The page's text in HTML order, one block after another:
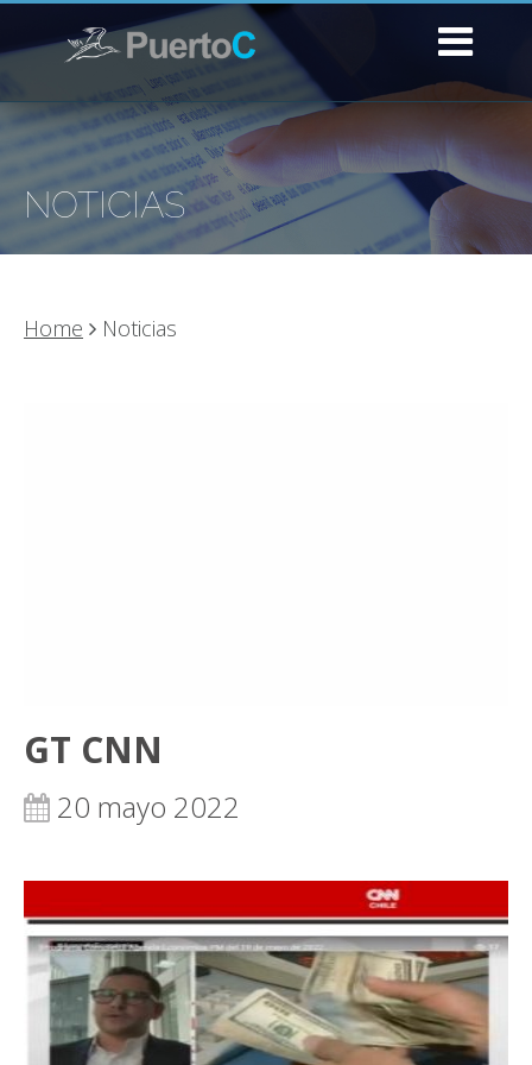
NOTICIAS
Home Noticias
GT CNN
20 mayo 2022